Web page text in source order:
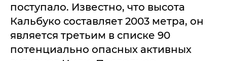
поступало. Известно, что высота
Кальбуко составляет 2003 метра, он
является третьим в списке 90
потенциально опасных активных